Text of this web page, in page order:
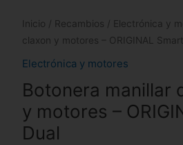
Inicio / Recambios / Electrónica y
claxon y motores – ORIGINAL
Electrónica y motores
Botonera manillar
y motores –
Dual